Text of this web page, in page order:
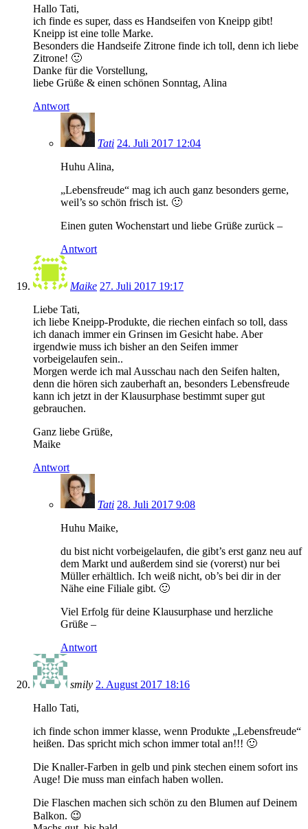
Hallo Tati,
ich finde es super, dass es Handseifen von Kneipp gibt!
Kneipp ist eine tolle Marke.
Besonders die Handseife Zitrone finde ich toll, denn ich liebe
Zitrone! 🙂
Danke für die Vorstellung,
liebe Grüße & einen schönen Sonntag, Alina
Antwort
Tati 24. Juli 2017 12:04
Huhu Alina,
„Lebensfreude“ mag ich auch ganz besonders gerne,
weil’s so schön frisch ist. 🙂
Einen guten Wochenstart und liebe Grüße zurück –
Antwort
Maike 27. Juli 2017 19:17
Liebe Tati,
ich liebe Kneipp-Produkte, die riechen einfach so toll, dass
ich danach immer ein Grinsen im Gesicht habe. Aber
irgendwie muss ich bisher an den Seifen immer
vorbeigelaufen sein..
Morgen werde ich mal Ausschau nach den Seifen halten,
denn die hören sich zauberhaft an, besonders Lebensfreude
kann ich jetzt in der Klausurphase bestimmt super gut
gebrauchen.
Ganz liebe Grüße,
Maike
Antwort
Tati 28. Juli 2017 9:08
Huhu Maike,
du bist nicht vorbeigelaufen, die gibt’s erst ganz neu auf
dem Markt und außerdem sind sie (vorerst) nur bei
Müller erhältlich. Ich weiß nicht, ob’s bei dir in der
Nähe eine Filiale gibt. 🙂
Viel Erfolg für deine Klausurphase und herzliche
Grüße –
Antwort
smily 2. August 2017 18:16
Hallo Tati,
ich finde schon immer klasse, wenn Produkte „Lebensfreude“
heißen. Das spricht mich schon immer total an!!! 🙂
Die Knaller-Farben in gelb und pink stechen einem sofort ins
Auge! Die muss man einfach haben wollen.
Die Flaschen machen sich schön zu den Blumen auf Deinem
Balkon. 😉